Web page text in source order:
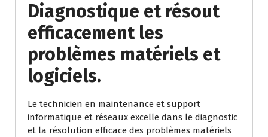
Diagnostique et résout
efficacement les
problèmes matériels et
logiciels.
Le technicien en maintenance et support
informatique et réseaux excelle dans le diagnostic
et la résolution efficace des problèmes matériels